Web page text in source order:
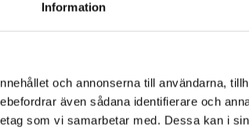
Information
och annonserna till användarna,
även sådana identifierare och
som vi samarbetar med. Dessa kan i
till Proffsbutiken
Företag
Exkl. moms
Privat
Inkl. moms